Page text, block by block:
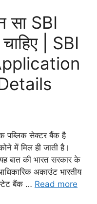
सा SBI
| SBI
पब्लिक सेक्टर बैंक है
में मिल ही जाती है।
बात की भारत सरकार के
अकाउंट भारतीय
बैंक … Read more